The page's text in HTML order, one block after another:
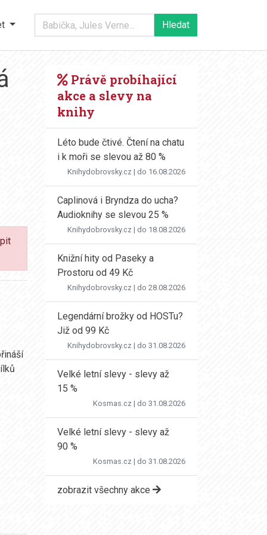
Právě probíhající
akce a slevy na
knihy
Léto bude čtivé. Čtení na chatu
i k moři se slevou až 80 %
Knihydobrovsky.cz | do 16.08.2026
Caplinová i Bryndza do ucha?
Audioknihy se slevou 25 %
Knihydobrovsky.cz | do 18.08.2026
Knižní hity od Paseky a
Prostoru od 49 Kč
Knihydobrovsky.cz | do 28.08.2026
Legendární brožky od HOSTu?
Již od 99 Kč
Knihydobrovsky.cz | do 31.08.2026
Velké letní slevy - slevy až
15 %
Kosmas.cz | do 31.08.2026
Velké letní slevy - slevy až
90 %
Kosmas.cz | do 31.08.2026
zobrazit všechny akce